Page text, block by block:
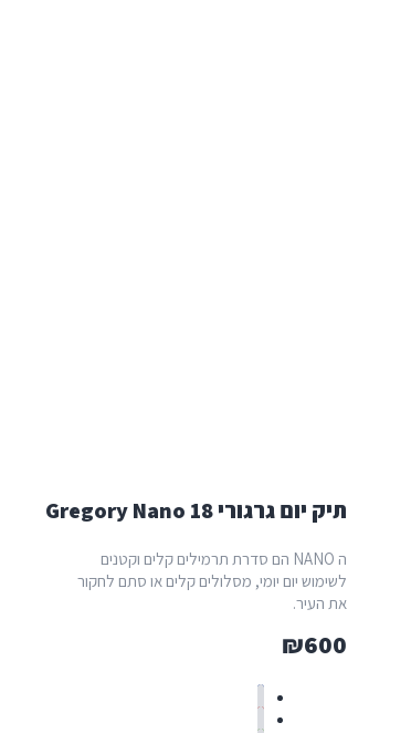
תיק יום גרגורי Gregory Nano 18
ה NANO הם סדרת תרמילים קלים וקטנים
לשימוש יום יומי, מסלולים קלים או סתם לחקור
את העיר.
₪600